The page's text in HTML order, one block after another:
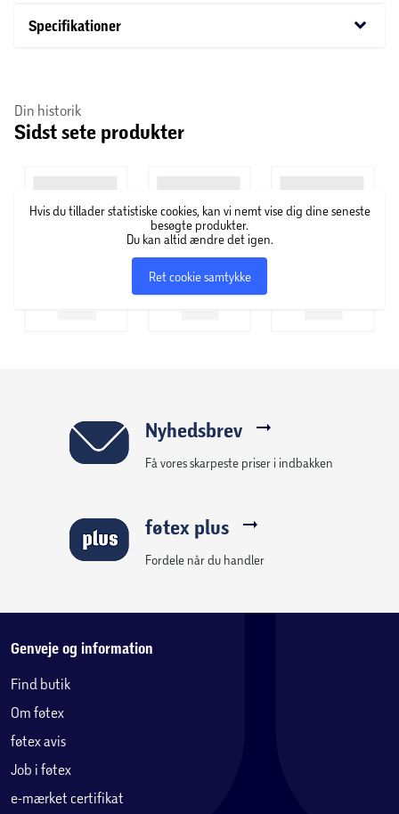
fantastisk tilføjelse til ethvert kreativt sæt.
Specifikationer keyboard_arrow_down
Din historik
Sidst sete produkter
Hvis du tillader statistiske cookies, kan vi nemt vise dig dine seneste
besøgte produkter.
Du kan altid ændre det igen.
Ret cookie samtykke
Nyhedsbrev
Få vores skarpeste priser i indbakken
føtex plus
Fordele når du handler
Genveje og information
Find butik
Om føtex
føtex avis
Job i føtex
e-mærket certifikat